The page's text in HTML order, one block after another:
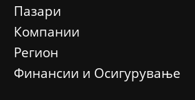
Пазари
Компании
Регион
Финансии и Осигурување